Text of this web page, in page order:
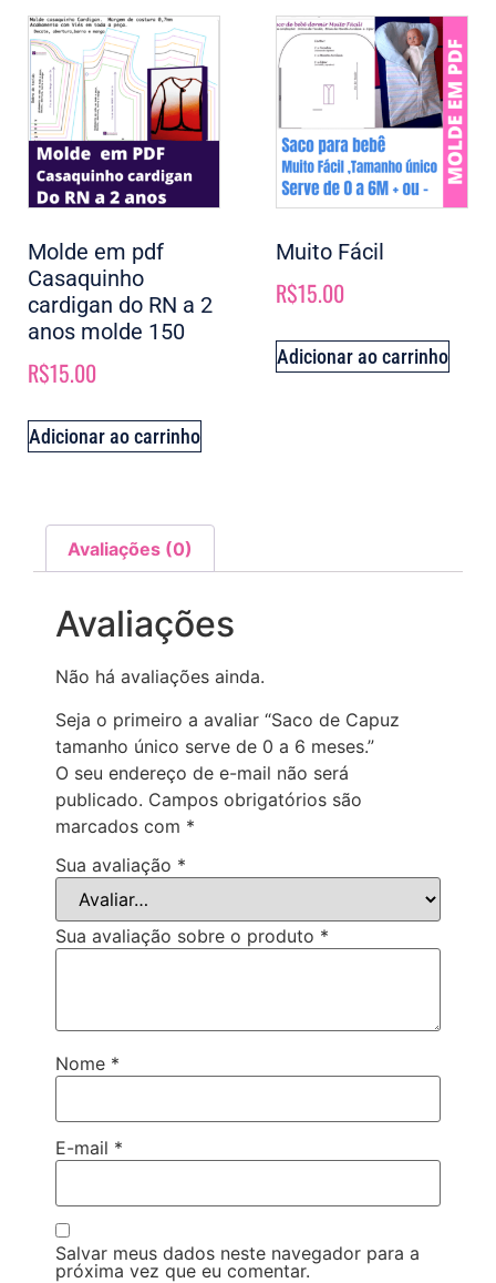
Molde em pdf
Casaquinho
cardigan do RN a 2
anos molde 150
R$15.00
Adicionar ao carrinho
Muito Fácil
R$15.00
Adicionar ao carrinho
Avaliações (0)
Avaliações
Não há avaliações ainda.
Seja o primeiro a avaliar “Saco de Capuz
tamanho único serve de 0 a 6 meses.”
O seu endereço de e-mail não será
publicado. Campos obrigatórios são
marcados com *
Sua avaliação *
Sua avaliação sobre o produto *
Nome *
E-mail *
Salvar meus dados neste navegador para a
próxima vez que eu comentar.